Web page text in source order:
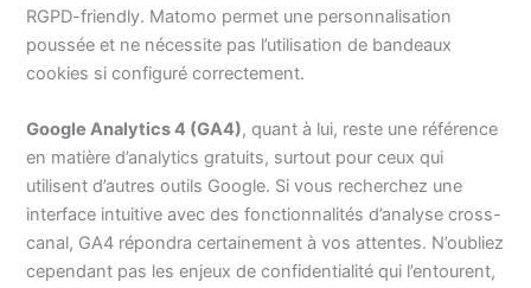
RGPD-friendly. Matomo permet une personnalisation
poussée et ne nécessite pas l’utilisation de bandeaux
cookies si configuré correctement.
Google Analytics 4 (GA4), quant à lui, reste une référence
en matière d’analytics gratuits, surtout pour ceux qui
utilisent d’autres outils Google. Si vous recherchez une
interface intuitive avec des fonctionnalités d’analyse cross-
canal, GA4 répondra certainement à vos attentes. N’oubliez
cependant pas les enjeux de confidentialité qui l’entourent,